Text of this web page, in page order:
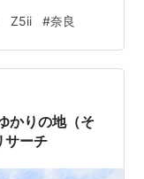
Z5ii #奈良
かりの地（そ
サーチ